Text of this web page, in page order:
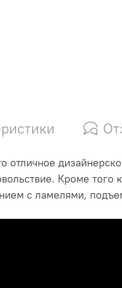
отличное
Кроме
с ламелями,